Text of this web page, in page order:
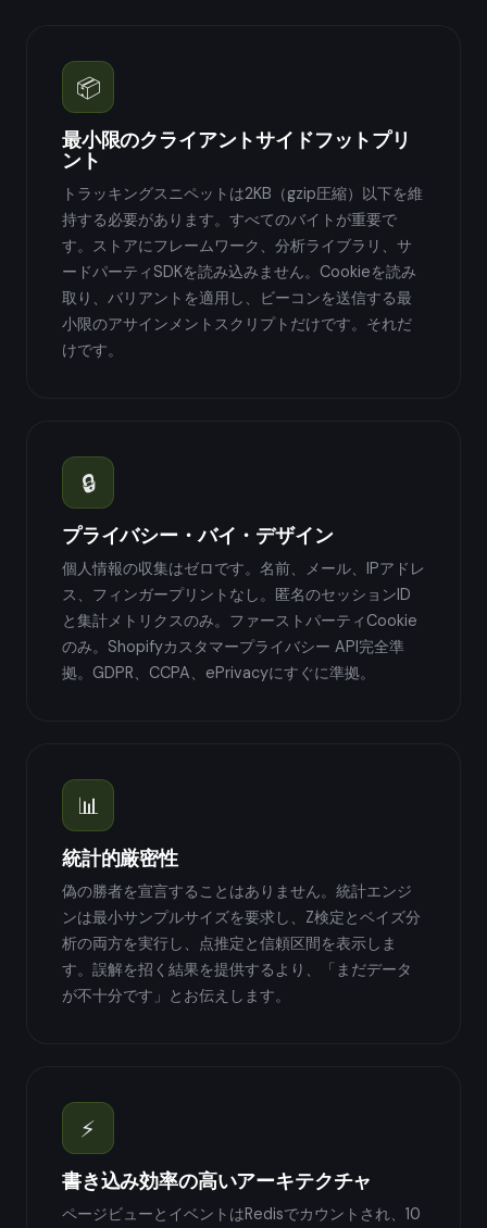
📦
最小限のクライアントサイドフットプリ
ント
トラッキングスニペットは2KB（gzip圧縮）以下を維
持する必要があります。すべてのバイトが重要で
す。ストアにフレームワーク、分析ライブラリ、サ
ードパーティSDKを読み込みません。Cookieを読み
取り、バリアントを適用し、ビーコンを送信する最
小限のアサインメントスクリプトだけです。それだ
けです。
🔒
プライバシー・バイ・デザイン
個人情報の収集はゼロです。名前、メール、IPアドレ
ス、フィンガープリントなし。匿名のセッションID
と集計メトリクスのみ。ファーストパーティCookie
のみ。Shopifyカスタマープライバシー API完全準
拠。GDPR、CCPA、ePrivacyにすぐに準拠。
📊
統計的厳密性
偽の勝者を宣言することはありません。統計エンジ
ンは最小サンプルサイズを要求し、Z検定とベイズ分
析の両方を実行し、点推定と信頼区間を表示しま
す。誤解を招く結果を提供するより、「まだデータ
が不十分です」とお伝えします。
⚡
書き込み効率の高いアーキテクチャ
ページビューとイベントはRedisでカウントされ、10